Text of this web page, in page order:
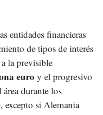
entidades financieras
de tipos de interés
la previsible
euro y el progresivo
área durante los
excepto si Alemania